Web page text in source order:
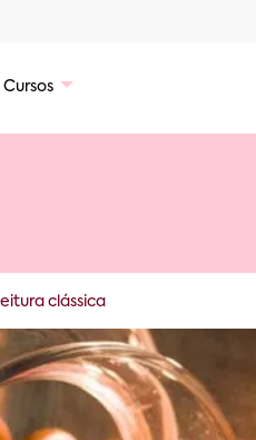
Cursos
clássica